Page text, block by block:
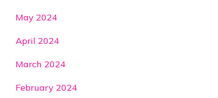
May 2024
April 2024
March 2024
February 2024